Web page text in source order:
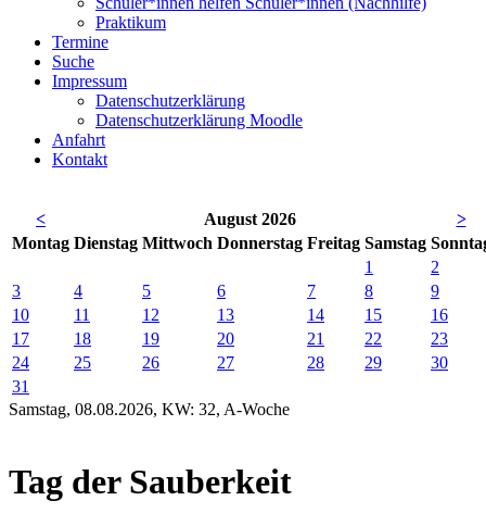
Praktikum
Termine
Suche
Impressum
Datenschutzerklärung
Datenschutzerklärung Moodle
Anfahrt
Kontakt
< August 2026
>
Montag Dienstag Mittwoch Donnerstag Freitag Samstag So
1
2
3
4 5 6 7 8
9
10
11 12 13 14 15
16
17
18 19 20 21 22
23
24
25 26 27 28 29
30
31
Samstag, 08.08.2026, KW: 32, A-Woche
Tag der Sauberkeit